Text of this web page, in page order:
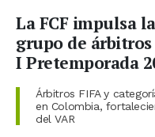
La FCF impulsa
grupo de
I Pretemporada
Árbitros FIFA y
en Colombia,
del VAR